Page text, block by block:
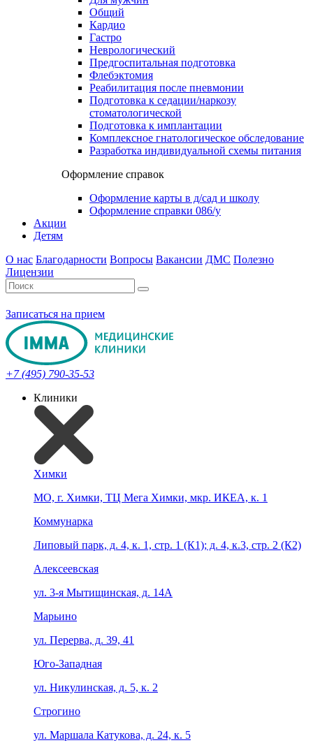
Общий
Кардио
Гастро
Неврологический
Предгоспитальная подготовка
Флебэктомия
Реабилитация после пневмонии
Подготовка к седации/наркозу
стоматологической
Подготовка к имплантации
Комплексное гнатологическое обследование
Разработка индивидуальной схемы питания
Оформление справок
Оформление карты в д/сад и школу
Оформление справки 086/у
Акции
Детям
О нас Благодарности Вопросы Вакансии ДМС Полезно
Лицензии
Записаться на прием
+7 (495) 790-35-53
Клиники
Химки
МО, г. Химки, ТЦ Мега Химки, мкр. ИКЕА, к. 1
Коммунарка
Липовый парк, д. 4, к. 1, стр. 1 (К1); д. 4, к.3, стр. 2 (К2)
Алексеевская
ул. 3-я Мытищинская, д. 14А
Марьино
ул. Перерва, д. 39, 41
Юго-Западная
ул. Никулинская, д. 5, к. 2
Строгино
ул. Маршала Катукова, д. 24, к. 5